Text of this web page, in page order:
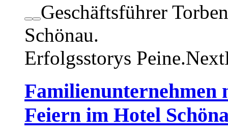
Geschäftsführer
Schönau.
Erfolgsstorys
Familienunternehmen
Feiern im Hotel